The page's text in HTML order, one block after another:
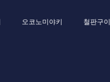
오코노미야키 철판구이